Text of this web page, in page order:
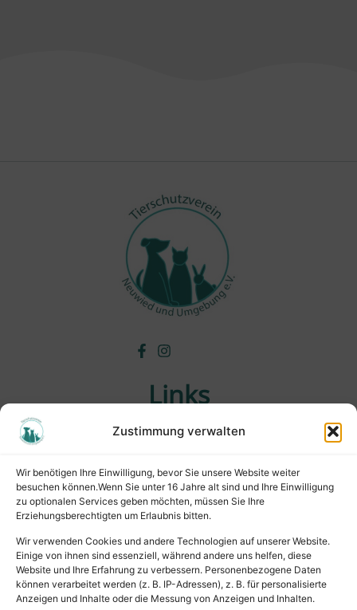
Zustimmung verwalten
Wir benötigen Ihre Einwilligung, bevor Sie unsere Website weiter
besuchen können.Wenn Sie unter 16 Jahre alt sind und Ihre Einwilligung
zu optionalen Services geben möchten, müssen Sie Ihre
Erziehungsberechtigten um Erlaubnis bitten.
Wir verwenden Cookies und andere Technologien auf unserer Website.
Einige von ihnen sind essenziell, während andere uns helfen, diese
Website und Ihre Erfahrung zu verbessern. Personenbezogene Daten
können verarbeitet werden (z. B. IP-Adressen), z. B. für personalisierte
Anzeigen und Inhalte oder die Messung von Anzeigen und Inhalten.
Links
Wichtiges
Tiervermittlung
Tierpension
Rechtliches
Impressum
Datenschutz